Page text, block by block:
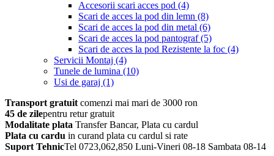
Accesorii scari acces pod (4)
Scari de acces la pod din lemn (8)
Scari de acces la pod din metal (6)
Scari de acces la pod pantograf(5)
Scari de acces la pod Rezistente la foc (4)
Servicii Montaj (4)
Tunele de lumina (10)
Usi de garaj (1)
Transport gratuit comenzi mai mari de 3000 ron
45 de zilepentru retur gratuit
Modalitate plata Transfer Bancar, Plata cu cardul
Plata cu cardu in curand plata cu cardul si rate
Suport TehnicTel 0723,062,850 Luni-Vineri 08-18 Sambata 08-14